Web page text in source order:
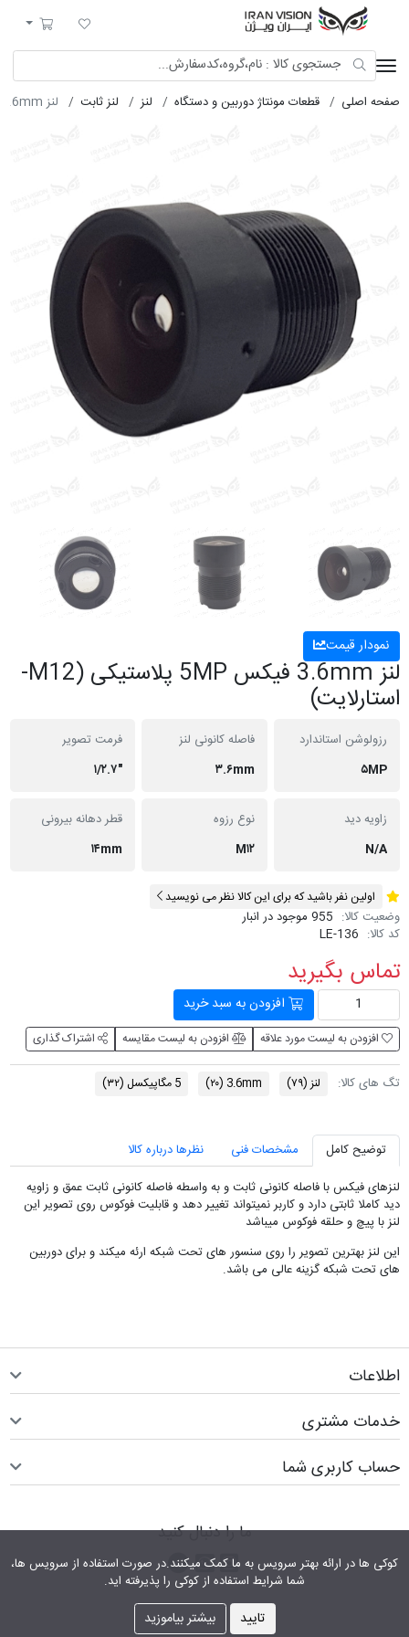
کوکی ها در ارائه بهتر سرویس‎ به ما کمک می‎کنند.در صورت استفاده از سرویس ها،
شما شرایط استفاده از کوکی را پذیرفته اید.
تایید بیشتر بیاموزید
لیست مورد علاقه
سبد خرید
صفحه اصلی قطعات مونتاژ دوربین و دستگاه لنز لنز ثابت لنز 3.6mm فیکس 5MP پلاستیکی (M12-استارلایت)
نمودار قیمت
لنز 3.6mm فیکس 5MP پلاستیکی (M12-
استارلایت)
رزولوشن استاندارد
۵MP
فاصله کانونی لنز
۳.۶mm
فرمت تصویر
"۱/۲.۷
زاویه دید
N/A
نوع رزوه
M۱۲
قطر دهانه بیرونی
۱۴mm
اولین نفر باشید که برای این کالا نظر می نویسید
وضعیت کالا: 955 موجود در انبار
کد کالا: LE-136
تماس بگیرید
افزودن به سبد خرید
افزودن به لیست مورد علاقه افزودن به لیست مقایسه اشتراک گذاری
تگ های کالا: لنز(۷۹) 3.6mm (۲۰) 5 مگاپیکسل (۳۲)
توضیح کامل مشخصات فنی
نظرها درباره کالا
لنزهای فیکس با فاصله کانونی ثابت و به واسطه فاصله کانونی ثابت عمق و زاویه
دید کاملا ثابتی دارد و کاربر نمیتواند تغییر دهد و قابلیت فوکوس روی تصویر این
لنز با پیچ و حلقه فوکوس میباشد
این لنز بهترین تصویر را روی سنسور های تحت شبکه ارئه میکند و برای دوربین
های تحت شبکه گزینه عالی می باشد.
اطلاعات
خدمات مشتری
حساب کاربری شما
ما را دنبال کنید
اینستاگرام
پیام رسان واتس اپ
کانال تلگرام